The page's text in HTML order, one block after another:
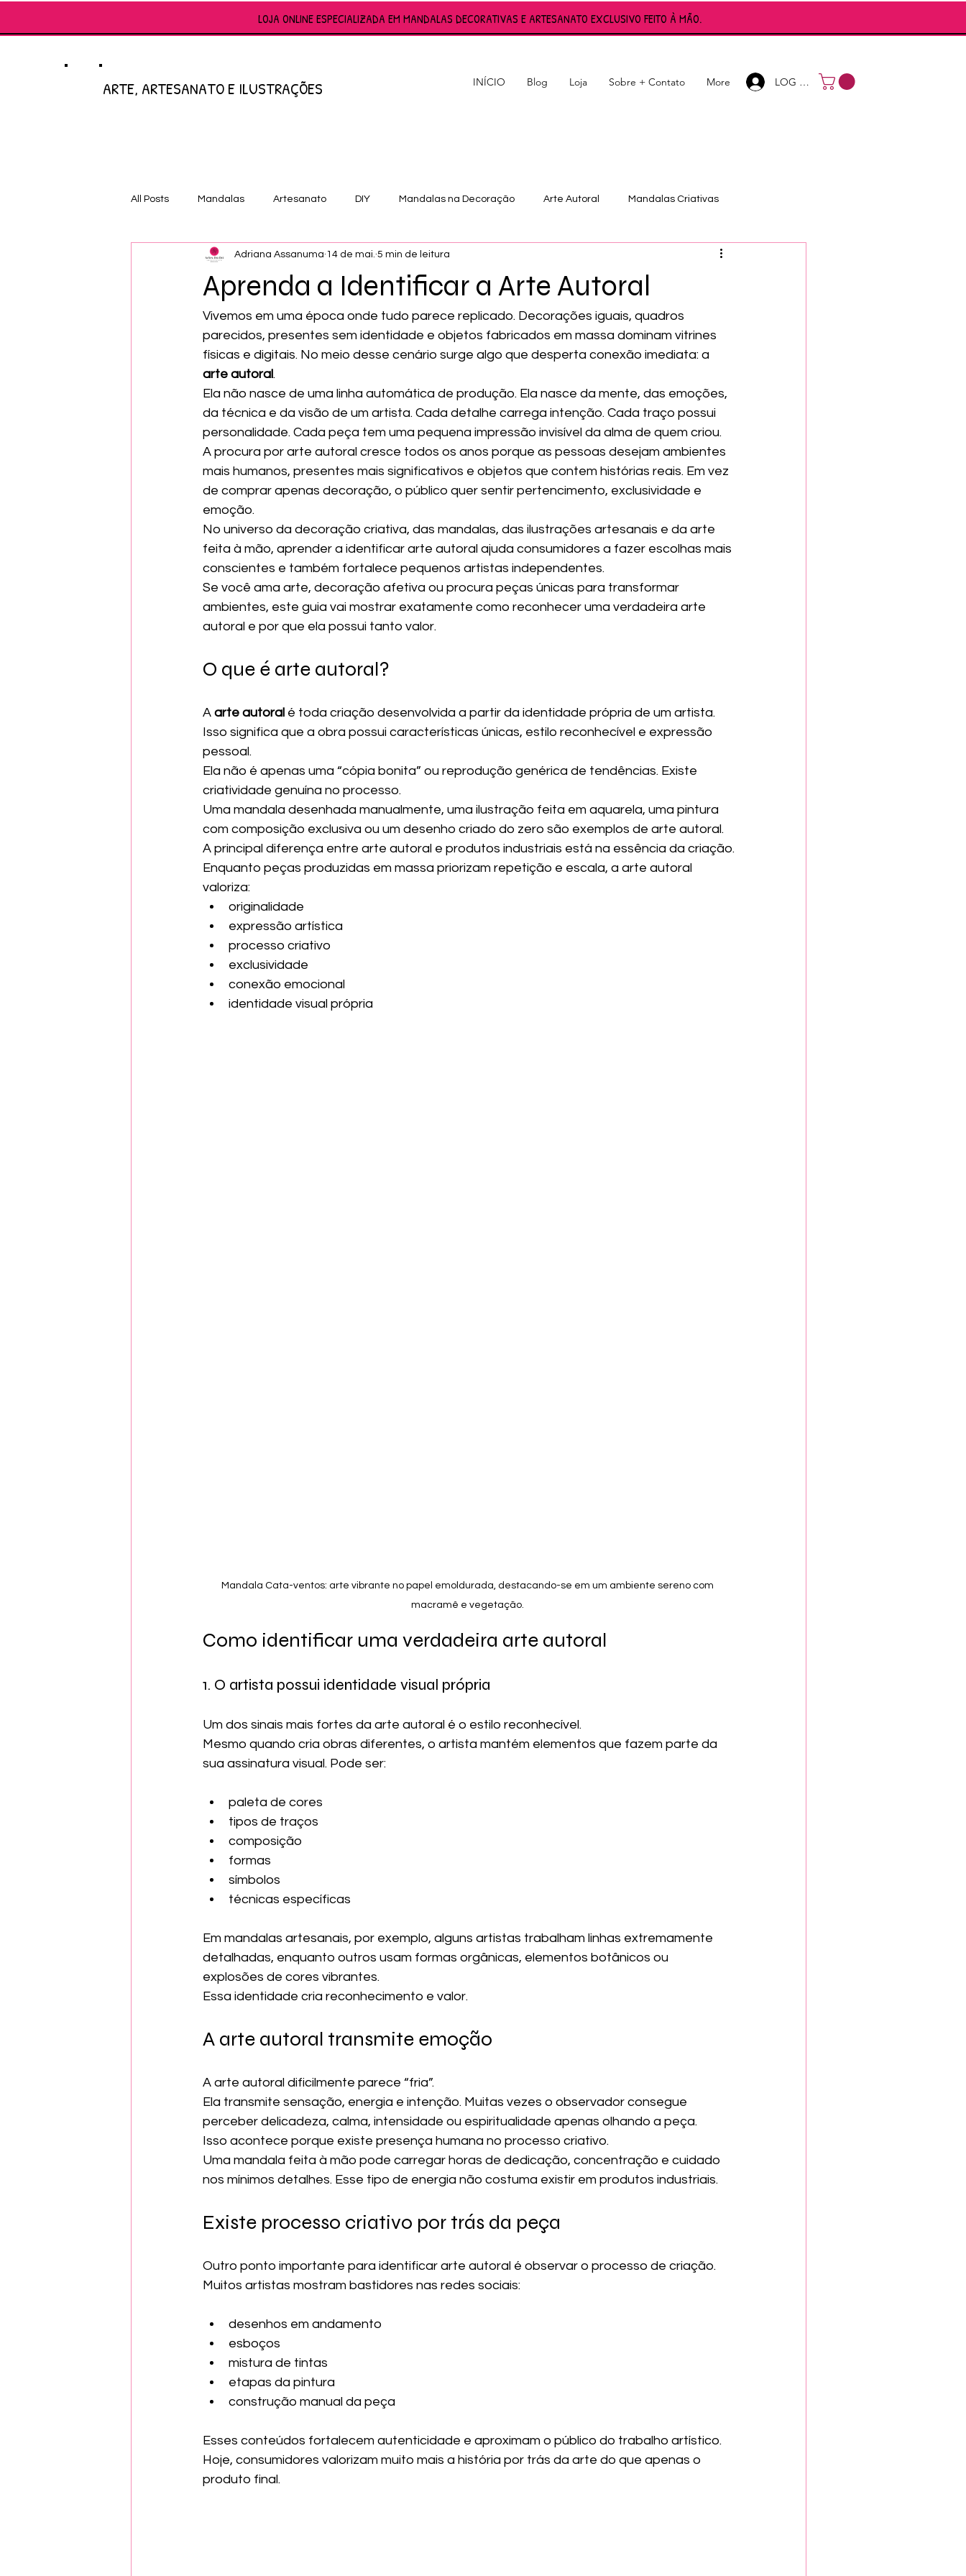
LOJA ONLINE ESPECIALIZADA EM MANDALAS DECORATIVAS E ARTESANATO EXCLUSIVO FEITO À MÃO.
ARTE, ARTESANATO E ILUSTRAÇÕES INÍCIO Blog Loja Sobre + Contato More LOG IN
All Posts Mandalas Artesanato DIY Mandalas na Decoração Arte Autoral Mandalas Criativas
feito à mão
Aprenda a Identificar a Arte Autoral
Adriana Assanuma 14 de mai. 5 min de leitura
Vivemos em uma época onde tudo parece replicado. Decorações iguais, quadros
parecidos, presentes sem identidade e objetos fabricados em massa dominam vitrines
físicas e digitais. No meio desse cenário surge algo que desperta conexão imediata: a
arte autoral.
Ela não nasce de uma linha automática de produção. Ela nasce da mente, das emoções,
da técnica e da visão de um artista. Cada detalhe carrega intenção. Cada traço possui
personalidade. Cada peça tem uma pequena impressão invisível da alma de quem criou.
A procura por arte autoral cresce todos os anos porque as pessoas desejam ambientes
mais humanos, presentes mais significativos e objetos que contem histórias reais. Em vez
de comprar apenas decoração, o público quer sentir pertencimento, exclusividade e
emoção.
No universo da decoração criativa, das mandalas, das ilustrações artesanais e da arte
feita à mão, aprender a identificar arte autoral ajuda consumidores a fazer escolhas mais
conscientes e também fortalece pequenos artistas independentes.
Se você ama arte, decoração afetiva ou procura peças únicas para transformar
ambientes, este guia vai mostrar exatamente como reconhecer uma verdadeira arte
autoral e por que ela possui tanto valor.
O que é arte autoral?
A arte autoral é toda criação desenvolvida a partir da identidade própria de um artista.
Isso significa que a obra possui características únicas, estilo reconhecível e expressão
pessoal.
Ela não é apenas uma “cópia bonita” ou reprodução genérica de tendências. Existe
criatividade genuína no processo.
Uma mandala desenhada manualmente, uma ilustração feita em aquarela, uma pintura
com composição exclusiva ou um desenho criado do zero são exemplos de arte autoral.
A principal diferença entre arte autoral e produtos industriais está na essência da criação.
Enquanto peças produzidas em massa priorizam repetição e escala, a arte autoral
valoriza:
originalidade
expressão artística
processo criativo
exclusividade
conexão emocional
identidade visual própria
Mandala Cata-ventos: arte vibrante no papel emoldurada, destacando-se em um ambiente sereno com
macramê e vegetação.
Como identificar uma verdadeira arte autoral
1. O artista possui identidade visual própria
Um dos sinais mais fortes da arte autoral é o estilo reconhecível.
Mesmo quando cria obras diferentes, o artista mantém elementos que fazem parte da
sua assinatura visual. Pode ser:
paleta de cores
tipos de traços
composição
formas
símbolos
técnicas específicas
Em mandalas artesanais, por exemplo, alguns artistas trabalham linhas extremamente
detalhadas, enquanto outros usam formas orgânicas, elementos botânicos ou
explosões de cores vibrantes.
Essa identidade cria reconhecimento e valor.
A arte autoral transmite emoção
A arte autoral dificilmente parece “fria”.
Ela transmite sensação, energia e intenção. Muitas vezes o observador consegue
perceber delicadeza, calma, intensidade ou espiritualidade apenas olhando a peça.
Isso acontece porque existe presença humana no processo criativo.
Uma mandala feita à mão pode carregar horas de dedicação, concentração e cuidado
nos mínimos detalhes. Esse tipo de energia não costuma existir em produtos industriais.
Existe processo criativo por trás da peça
Outro ponto importante para identificar arte autoral é observar o processo de criação.
Muitos artistas mostram bastidores nas redes sociais:
desenhos em andamento
esboços
mistura de tintas
etapas da pintura
construção manual da peça
Esses conteúdos fortalecem autenticidade e aproximam o público do trabalho artístico.
Hoje, consumidores valorizam muito mais a história por trás da arte do que apenas o
produto final.